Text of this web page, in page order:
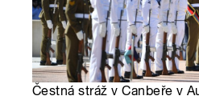
Čestná stráž v Canbeře v